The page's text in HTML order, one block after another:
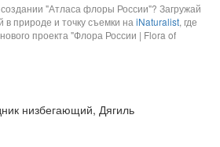
"Атласа флоры России"? Загружай
природе и точку съемки на iNaturalist, где
проекта "Флора России | Flora of
низбегающий, Дягиль